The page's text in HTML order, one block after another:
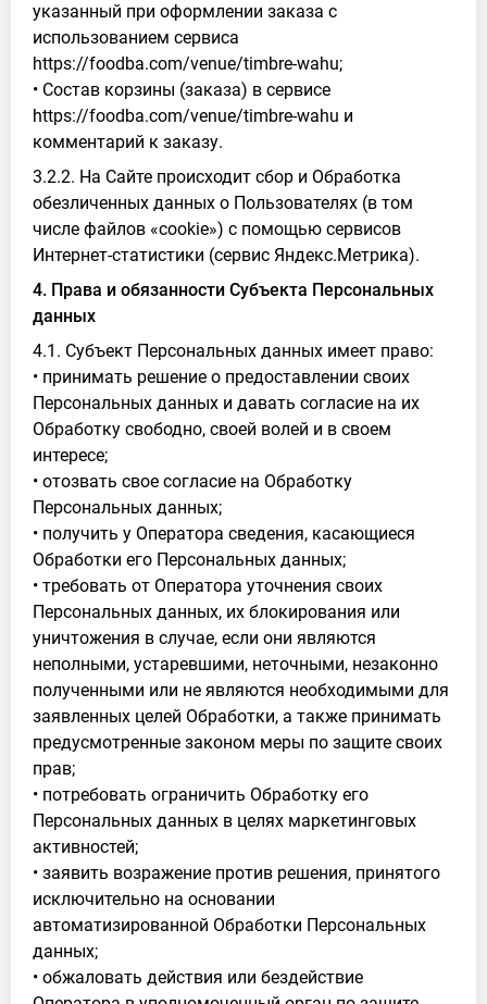
указанный при оформлении заказа с
использованием сервиса
https://foodba.com/venue/timbre-wahu;
• Состав корзины (заказа) в сервисе
https://foodba.com/venue/timbre-wahu и
комментарий к заказу.
3.2.2. На Сайте происходит сбор и Обработка
обезличенных данных о Пользователях (в том
числе файлов «cookie») с помощью сервисов
Интернет-статистики (сервис Яндекс.Метрика).
4. Права и обязанности Субъекта Персональных
данных
4.1. Субъект Персональных данных имеет право:
• принимать решение о предоставлении своих
Персональных данных и давать согласие на их
Обработку свободно, своей волей и в своем
интересе;
• отозвать свое согласие на Обработку
Персональных данных;
• получить у Оператора сведения, касающиеся
Обработки его Персональных данных;
• требовать от Оператора уточнения своих
Персональных данных, их блокирования или
уничтожения в случае, если они являются
неполными, устаревшими, неточными, незаконно
полученными или не являются необходимыми для
заявленных целей Обработки, а также принимать
предусмотренные законом меры по защите своих
прав;
• потребовать ограничить Обработку его
Персональных данных в целях маркетинговых
активностей;
• заявить возражение против решения, принятого
исключительно на основании
автоматизированной Обработки Персональных
данных;
• обжаловать действия или бездействие